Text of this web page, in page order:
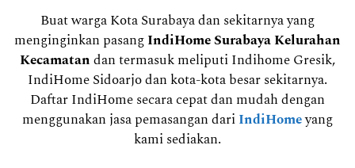
Buat warga Kota Surabaya dan sekitarnya yang
menginginkan pasangIndiHome Surabaya Kelurahan
Kecamatandan termasuk meliputi Indihome Gresik,
IndiHome Sidoarjo dan kota-kota besar sekitarnya.
Daftar IndiHome secara cepat dan mudah dengan
menggunakan jasa pemasangan dariIndiHomeyang
kami sediakan.